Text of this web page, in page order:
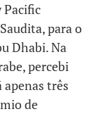
Pacific
para o
Dhabi. Na
percebi
três
de